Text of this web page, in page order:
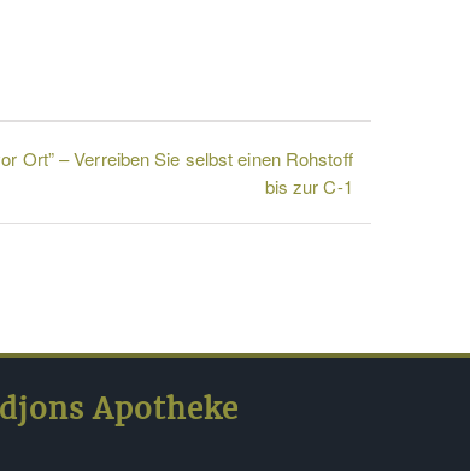
Ort” – Verreiben Sie selbst einen Rohstoff
bis zur C-1
Apotheke